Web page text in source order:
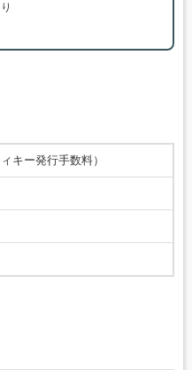
キー発行手数料）